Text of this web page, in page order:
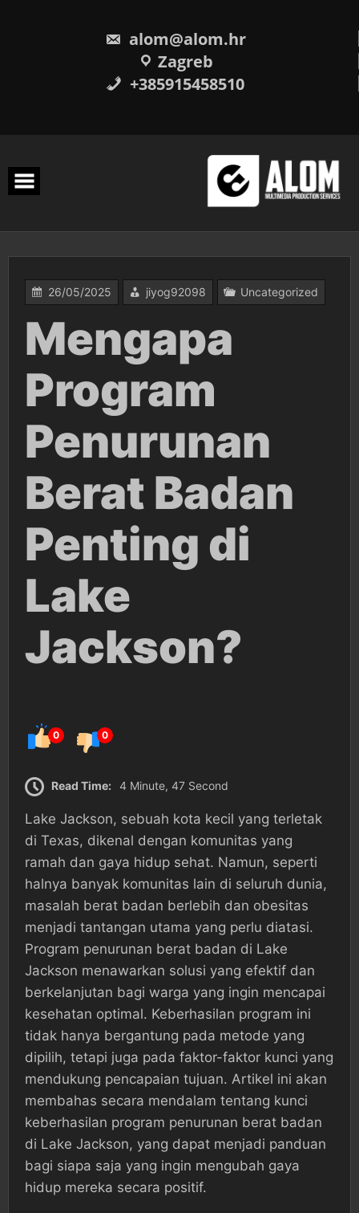
alom@alom.hr
Zagreb
+385915458510
26/05/2025 jiyog92098 Uncategorized
Mengapa
Program
Penurunan
Berat Badan
Penting di
Lake
Jackson?
0 0
Read Time: 4 Minute, 47 Second
Lake Jackson, sebuah kota kecil yang terletak
di Texas, dikenal dengan komunitas yang
ramah dan gaya hidup sehat. Namun, seperti
halnya banyak komunitas lain di seluruh dunia,
masalah berat badan berlebih dan obesitas
menjadi tantangan utama yang perlu diatasi.
Program penurunan berat badan di Lake
Jackson menawarkan solusi yang efektif dan
berkelanjutan bagi warga yang ingin mencapai
kesehatan optimal. Keberhasilan program ini
tidak hanya bergantung pada metode yang
dipilih, tetapi juga pada faktor-faktor kunci yang
mendukung pencapaian tujuan. Artikel ini akan
membahas secara mendalam tentang kunci
keberhasilan program penurunan berat badan
di Lake Jackson, yang dapat menjadi panduan
bagi siapa saja yang ingin mengubah gaya
hidup mereka secara positif.